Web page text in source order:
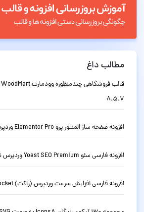
مطالب داغ
8.5.7
افزونه صفحه ساز المنتور پرو Elementor Pro وردپرس نسخه 4.2.1
افزونه فارسی سئو Yoast SEO Premium وردپرس نسخه حرفه ای 28.1
افزونه فارسی افزایش سرعت وردپرس (راکت) WP Rocket نسخه 3.23.1